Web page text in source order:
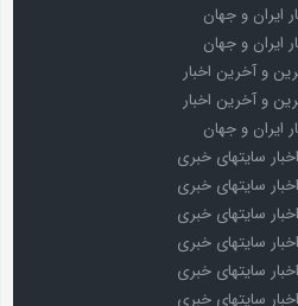
ایران و جهان
ایران و جهان
و آخرین اخبار
و آخرین اخبار
ایران و جهان
سایتهای خبری
سایتهای خبری
سایتهای خبری
سایتهای خبری
سایتهای خبری
سایتهای خبری